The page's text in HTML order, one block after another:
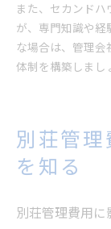
また、セカンド
が、専門知識や経
な場合は、管理会
体制を構築しまし
別荘管
を知る
別荘管理費用